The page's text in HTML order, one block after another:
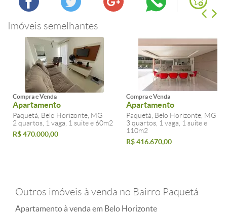
Imóveis semelhantes
Compra e Venda
Apartamento
Paquetá, Belo Horizonte, MG
2 quartos, 1 vaga, 1 suite e 60m2
R$ 470.000,00
Compra e Venda
Apartamento
Paquetá, Belo Horizonte, MG
3 quartos, 1 vaga, 1 suite e
110m2
R$ 416.670,00
Outros imóveis à venda no Bairro Paquetá
Apartamento à venda em Belo Horizonte